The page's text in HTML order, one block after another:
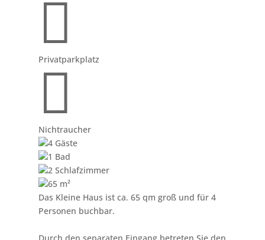

Privatparkplatz

Nichtraucher
4Gäste
1 Bad
2Schlafzimmer
65m²
Das Kleine Haus ist ca. 65 qm groß und für 4
Personen buchbar.